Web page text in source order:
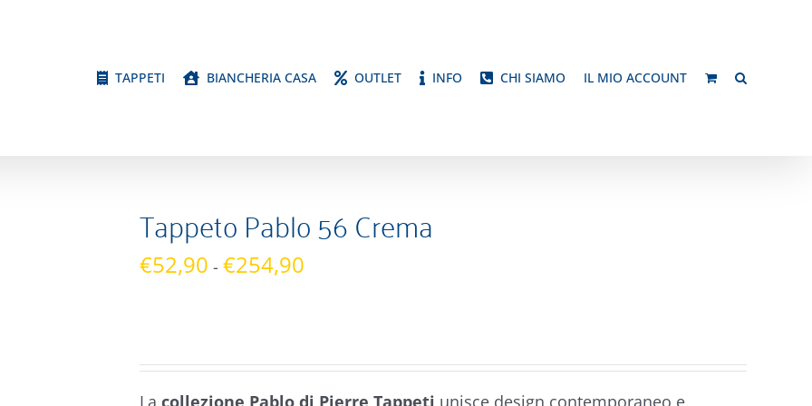
TAPPETI BIANCHERIA CASA OUTLET INFO CHI SIAMO IL MIO ACCOUNT
Tappeto Pablo 56 Crema
€52,90 - €254,90
La collezione Pablo di Pierre Tappeti unisce design contemporaneo e